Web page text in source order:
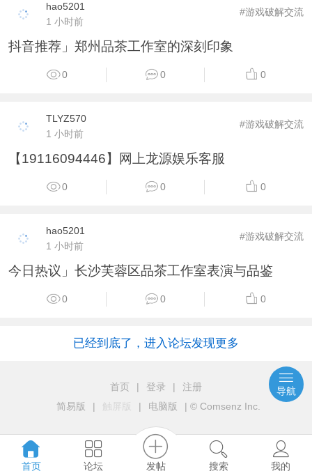
hao5201
1 小时前
#游戏破解交流
抖音推荐」郑州品茶工作室的深刻印象
0 0 0
TLYZ570
1 小时前
#游戏破解交流
【19116094446】网上龙源娱乐客服
0 0 0
hao5201
1 小时前
#游戏破解交流
今日热议」长沙芙蓉区品茶工作室表演与品鉴
0 0 0
已经到底了，进入论坛发现更多
首页 | 登录 |
注册
简易版
| 触屏版 | 电脑版 | © Comsenz Inc.
首页 论坛 发帖 搜索 我的
导航